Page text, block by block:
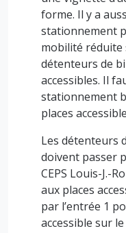
forme. Il y a
stationnement
mobilité réduite
détenteurs de
accessibles. Il
stationnement
places
Les détenteurs
doivent passer
CEPS Louis-J.-
aux places
par l’entrée 1
accessible sur